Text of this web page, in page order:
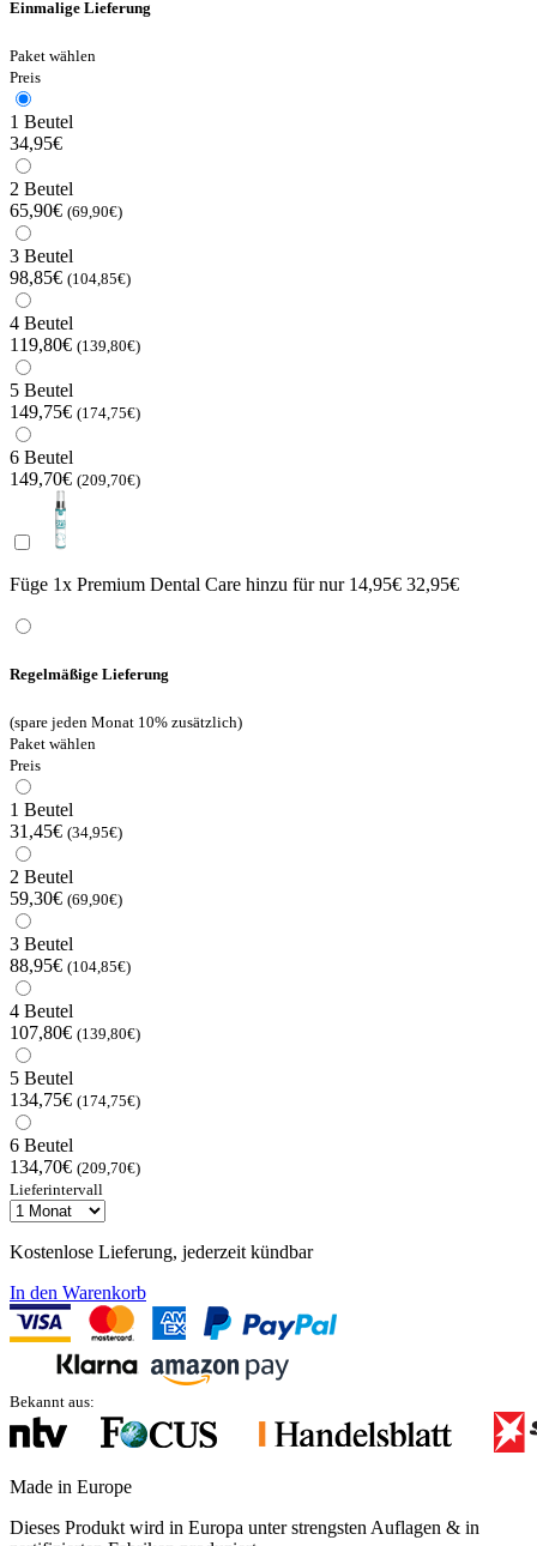
Einmalige Lieferung
Paket wählen
Preis
1 Beutel
34,95€
2 Beutel
65,90€ (69,90€)
3 Beutel
98,85€ (104,85€)
4 Beutel
119,80€ (139,80€)
5 Beutel
149,75€ (174,75€)
6 Beutel
149,70€ (209,70€)
Füge 1x Premium Dental Care hinzu fürnur 14,95€ 32,95€
Regelmäßige Lieferung
(spare jeden Monat 10% zusätzlich)
Paket wählen
Preis
1 Beutel
31,45€ (34,95€)
2 Beutel
59,30€ (69,90€)
3 Beutel
88,95€ (104,85€)
4 Beutel
107,80€ (139,80€)
5 Beutel
134,75€ (174,75€)
6 Beutel
134,70€ (209,70€)
Lieferintervall
Kostenlose Lieferung, jederzeit kündbar
In den Warenkorb
Bekannt aus:
Made in Europe
Dieses Produkt wird in Europa unter strengsten Auflagen & in